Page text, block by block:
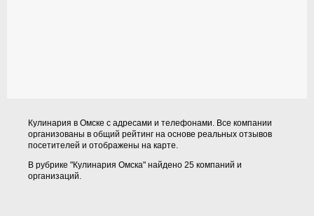
Кулинария в Омске с адресами и телефонами. Все компании
организованы в общий рейтинг на основе реальных отзывов
посетителей и отображены на карте.
В рубрике "Кулинария Омска" найдено 25 компаний и
организаций.